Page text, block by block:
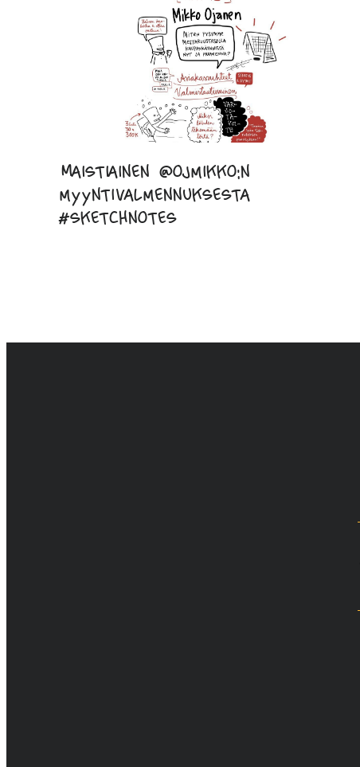
Maistiainen @ojmikko:n
myyntivalmennuksesta
#sketchnotes